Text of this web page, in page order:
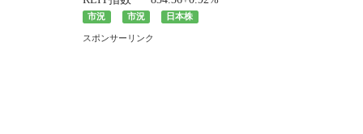
市況 市況 日本株
スポンサーリンク